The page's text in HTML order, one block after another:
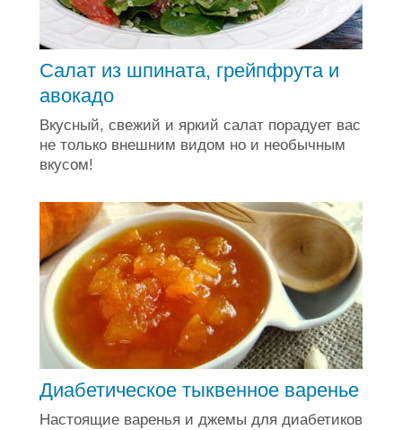
Салат из шпината, грейпфрута и
авокадо
Вкусный, свежий и яркий салат порадует вас
не только внешним видом но и необычным
вкусом!
Диабетическое тыквенное варенье
Настоящие варенья и джемы для диабетиков